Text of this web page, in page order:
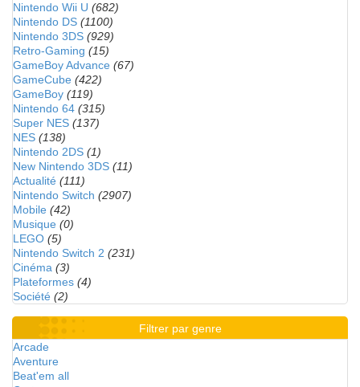
Nintendo Wii U (682)
Nintendo DS (1100)
Nintendo 3DS (929)
Retro-Gaming (15)
GameBoy Advance (67)
GameCube (422)
GameBoy (119)
Nintendo 64 (315)
Super NES (137)
NES (138)
Nintendo 2DS (1)
New Nintendo 3DS (11)
Actualité (111)
Nintendo Switch (2907)
Mobile (42)
Musique (0)
LEGO (5)
Nintendo Switch 2 (231)
Cinéma (3)
Plateformes (4)
Société (2)
Filtrer par genre
Arcade
Aventure
Beat'em all